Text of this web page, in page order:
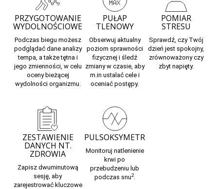
PRZYGOTOWANIE
WYDOLNOŚCIOWE
Podczas biegu możesz
podglądać dane analizy
tempa, a także tętna i
jego zmienności, w celu
oceny bieżącej
wydolności organizmu.
PUŁAP
TLENOWY
Obserwuj aktualny
poziom sprawności
fizycznej i śledź
zmiany w czasie, aby
m.in ustalać cele i
oceniać postępy.
POMIAR
STRESU
Sprawdź, czy Twój
dzień jest spokojny,
zrównoważony czy
zbyt napięty.
ZESTAWIENIE
DANYCH NT.
ZDROWIA
Zapisz dwuminutową
sesję, aby
zarejestrować kluczowe
PULSOKSYMETR
Monitoruj natlenienie
krwi po
przebudzeniu lub
podczas snu2.